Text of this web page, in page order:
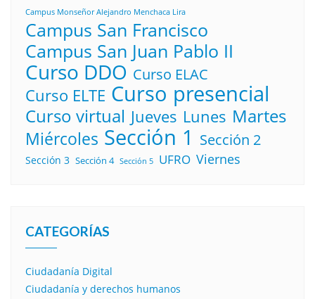
Campus Monseñor Alejandro Menchaca Lira
Campus San Francisco
Campus San Juan Pablo II
Curso DDO Curso ELAC
Curso ELTE Curso presencial
Curso virtual Jueves Lunes Martes
Miércoles Sección 1 Sección 2
Sección 3 Sección 4 Sección 5 UFRO Viernes
CATEGORÍAS
Ciudadanía Digital
Ciudadanía y derechos humanos